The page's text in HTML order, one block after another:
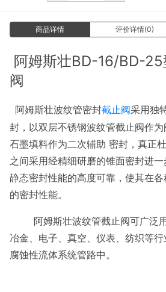
商品详情 评价详情(0)
阿姆斯壮BD-16/BD-25
阀
阿姆斯壮波纹管密封截止阀采用独
封，以双层不锈钢波纹管截止阀作
石墨填料作为二次辅助 密封，真正
之间采用经精细研磨的锥面密封进
静态密封性能的高度可靠，使其在
的密封性能。
阿姆斯壮波纹管截止阀可广泛用
冶金、电子、真空、仪表、纺织等
腐蚀性流体系统管路中。